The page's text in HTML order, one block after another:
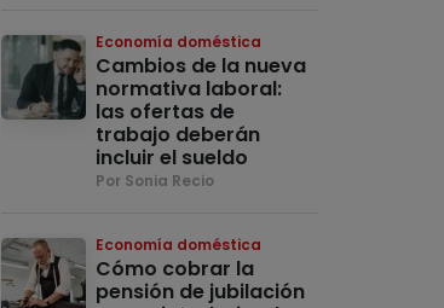
Economía doméstica
Cambios de la nueva
normativa laboral:
las ofertas de
trabajo deberán
incluir el sueldo
Por Sonia Recio
Economía doméstica
Cómo cobrar la
pensión de jubilación